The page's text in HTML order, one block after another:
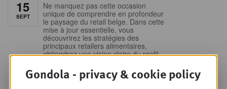
15
SEPT
Ne manquez pas cette occasion
unique de comprendre en profondeur
le paysage du retail belge. Dans cette
mise à jour essentielle, vous
découvrirez les stratégies des
principaux retailers alimentaires,
obtiendrez une vision claire du profil
insights indispensables dans un
secteur en plein
Gondola - privacy & cookie policy